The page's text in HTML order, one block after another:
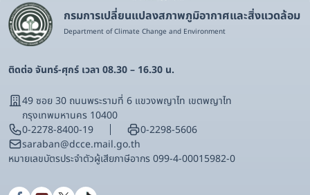
กรมการเปลี่ยนแปลงสภาพภูมิอากาศและสิ่งแวดล้อม
Department of Climate Change and Environment
ติดต่อ จันทร์-ศุกร์ เวลา 08.30 – 16.30 น.
49 ซอย 30 ถนนพระรามที่ 6 แขวงพญาไท เขตพญาไท
กรุงเทพมหานคร 10400
0-2278-8400-19
0-2298-5606
saraban@dcce.mail.go.th
หมายเลขบัตรประจําตัวผู้เสียภาษีอากร 099-4-00015982-0